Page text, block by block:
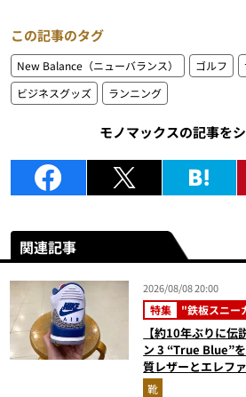
この記事のタグ
New Balance（ニューバランス） ゴルフ
ビジネスグッズ
ランニング
モノマックスの記事を
関連記事
2026/08/08 20:00
特集 "鉄板スニー
【約10年ぶりに
ン 3 “True Blue”
質レザーとエレフ
靴